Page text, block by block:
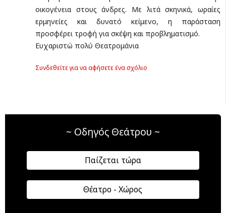
οικογένεια στους άνδρες. Με λιτά σκηνικά, ωραίες
ερμηνείες και δυνατό κείμενο, η παράσταση
προσφέρει τροφή για σκέψη και προβληματισμό.
Ευχαριστώ πολύ Θεατρομάνια
Συνδεθείτε για να αφήσετε ένα σχόλιο
~ Οδηγός Θεάτρου ~
Παίζεται τώρα
Θέατρο - Χώρος